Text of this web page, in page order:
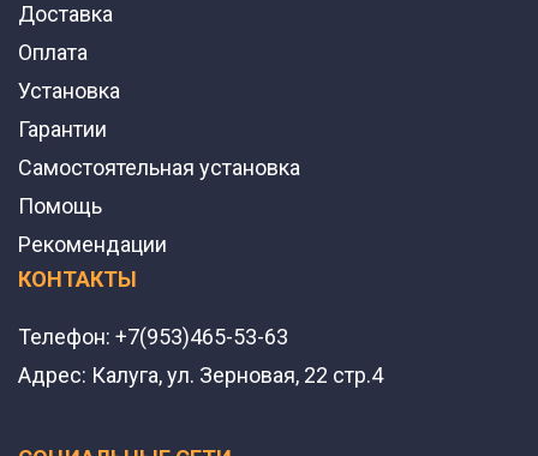
Доставка
Оплата
Установка
Гарантии
Самостоятельная установка
Помощь
Рекомендации
КОНТАКТЫ
Телефон: +7(953)465-53-63
Адрес: Калуга, ул. Зерновая, 22 стр.4